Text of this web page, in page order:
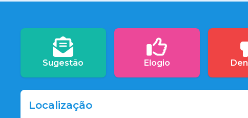
Sugestão Elogio
Localização